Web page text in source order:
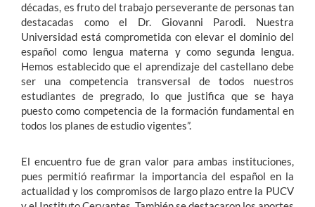
décadas, es fruto del trabajo perseverante de personas tan
destacadas como el Dr. Giovanni Parodi. Nuestra
Universidad está comprometida con elevar el dominio del
español como lengua materna y como segunda lengua.
Hemos establecido que el aprendizaje del castellano debe
ser una competencia transversal de todos nuestros
estudiantes de pregrado, lo que justifica que se haya
puesto como competencia de la formación fundamental en
todos los planes de estudio vigentes”.
El encuentro fue de gran valor para ambas instituciones,
pues permitió reafirmar la importancia del español en la
actualidad y los compromisos de largo plazo entre la PUCV